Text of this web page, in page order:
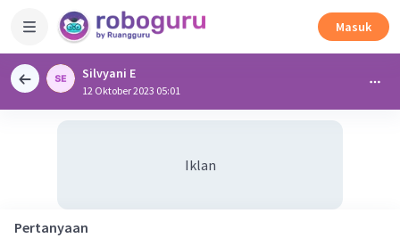
Masuk
Silvyani E
12 Oktober 2023 05:01
Iklan
Pertanyaan